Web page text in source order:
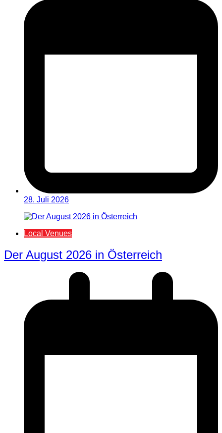
28. Juli 2026
Local Venues
Der August 2026 in Österreich